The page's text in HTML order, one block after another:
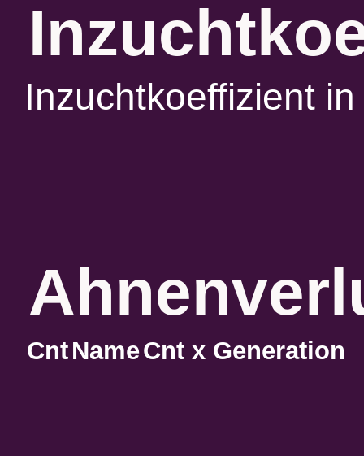
Inzuchtkoeffizient
CntNameCnt x Generation